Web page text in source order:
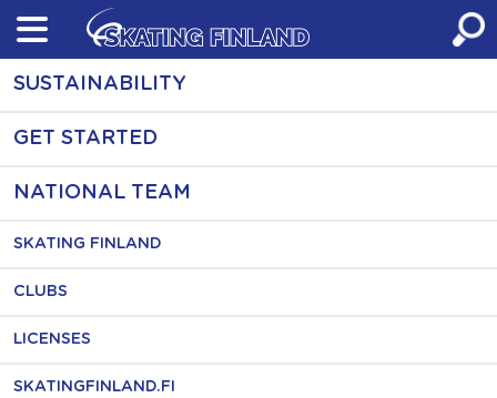
Skip
content
SUSTAINABILITY
GET STARTED
NATIONAL TEAM
SKATING FINLAND
CLUBS
LICENSES
SKATINGFINLAND.FI